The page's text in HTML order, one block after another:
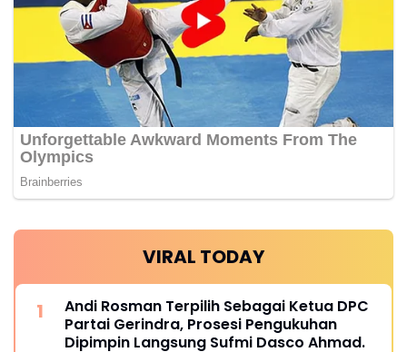
VIRAL TODAY
Andi Rosman Terpilih Sebagai Ketua DPC
Partai Gerindra, Prosesi Pengukuhan
Dipimpin Langsung Sufmi Dasco Ahmad.